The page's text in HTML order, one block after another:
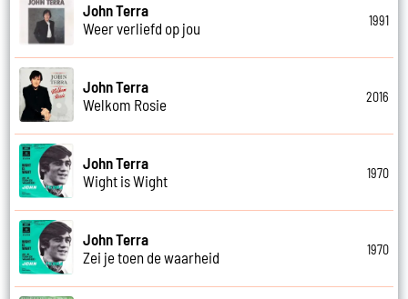
John Terra
Weer verliefd op jou
1991
John Terra
Welkom Rosie
2016
John Terra
Wight is Wight
1970
John Terra
Zei je toen de waarheid
1970